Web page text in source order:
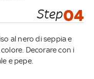
Step04
al nero di seppia e
Decorare con i
e pepe.